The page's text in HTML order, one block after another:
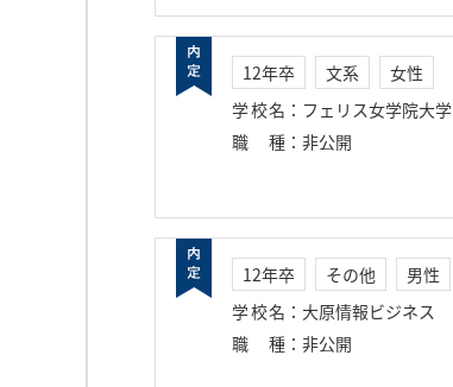
12年卒 文系
女性
学校名 ： フェリス女学院大学
職種 ： 非公開
12年卒 その他
男性
学校名 ： 大原情報ビジネス
職種 ： 非公開